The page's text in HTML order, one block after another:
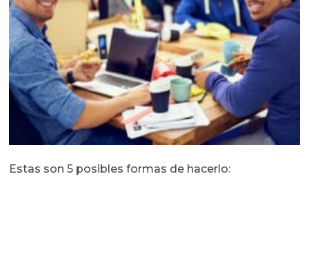
Estas son 5 posibles formas de hacerlo: